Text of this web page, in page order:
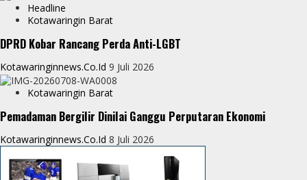
Headline
Kotawaringin Barat
DPRD Kobar Rancang Perda Anti-LGBT
Kotawaringinnews.co.id 9 Juli 2026
Kotawaringin Barat
Pemadaman Bergilir Dinilai Ganggu Perputaran Ekonomi
Kotawaringinnews.co.id 8 Juli 2026